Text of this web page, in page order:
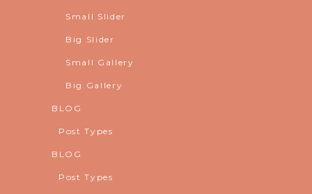
Small Slider
Big Slider
Small Gallery
Big Gallery
BLOG
Post Types
BLOG
Post Types